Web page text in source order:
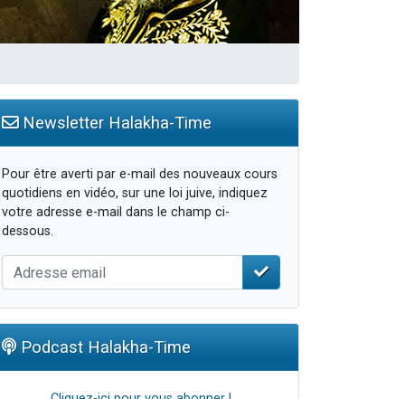
Newsletter Halakha-Time
Pour être averti par e-mail des nouveaux cours
quotidiens en vidéo, sur une loi juive, indiquez
votre adresse e-mail dans le champ ci-
dessous.
Podcast Halakha-Time